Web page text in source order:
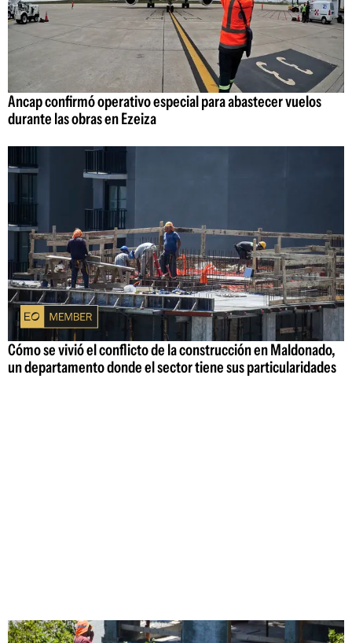
Ancap confirmó operativo especial para abastecer vuelos
durante las obras en Ezeiza
Cómo se vivió el conflicto de la construcción en Maldonado,
un departamento donde el sector tiene sus particularidades